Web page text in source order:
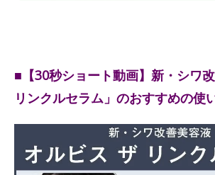
■【30秒ショート動画】新・シワ
リンクルセラム」のおすすめの使